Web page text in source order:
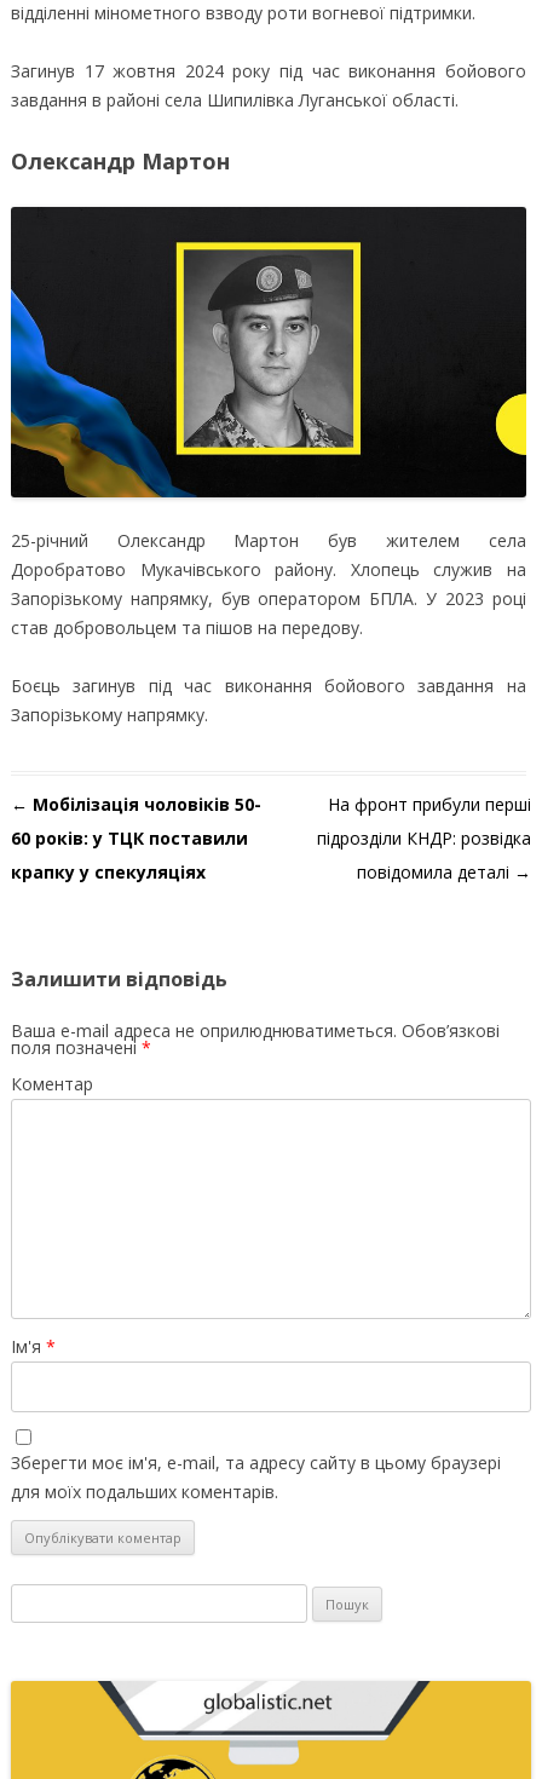
відділенні мінометного взводу роти вогневої підтримки.
Загинув 17 жовтня 2024 року під час виконання бойового
завдання в районі села Шипилівка Луганської області.
Олександр Мартон
25-річний Олександр Мартон був жителем села
Доробратово Мукачівського району. Хлопець служив на
Запорізькому напрямку, був оператором БПЛА. У 2023 році
став добровольцем та пішов на передову.
Боєць загинув під час виконання бойового завдання на
Запорізькому напрямку.
Навігація по запису
← Мобілізація чоловіків 50-
60 років: у ТЦК поставили
крапку у спекуляціях
На фронт прибули перші
підрозділи КНДР: розвідка
повідомила деталі →
Залишити відповідь
Ваша e-mail адреса не оприлюднюватиметься. Обов’язкові
поля позначені *
Коментар
Ім'я *
Зберегти моє ім'я, e-mail, та адресу сайту в цьому браузері
для моїх подальших коментарів.